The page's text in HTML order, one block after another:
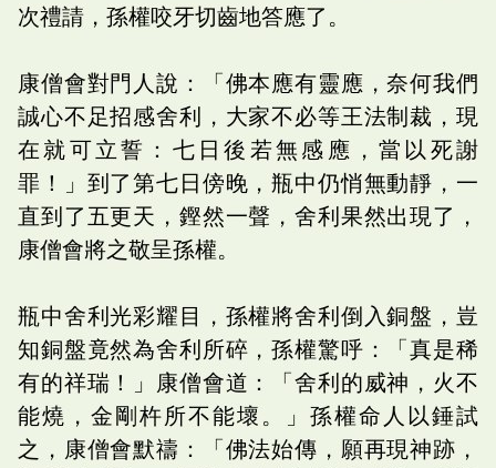
次禮請，孫權咬牙切齒地答應了。
康僧會對門人說：「佛本應有靈應，奈何我們
誠心不足招感舍利，大家不必等王法制裁，現
在就可立誓：七日後若無感應，當以死謝
罪！」到了第七日傍晚，瓶中仍悄無動靜，一
直到了五更天，鏗然一聲，舍利果然出現了，
康僧會將之敬呈孫權。
瓶中舍利光彩耀目，孫權將舍利倒入銅盤，豈
知銅盤竟然為舍利所碎，孫權驚呼：「真是稀
有的祥瑞！」康僧會道：「舍利的威神，火不
能燒，金剛杵所不能壞。」孫權命人以錘試
之，康僧會默禱：「佛法始傳，願再現神跡，